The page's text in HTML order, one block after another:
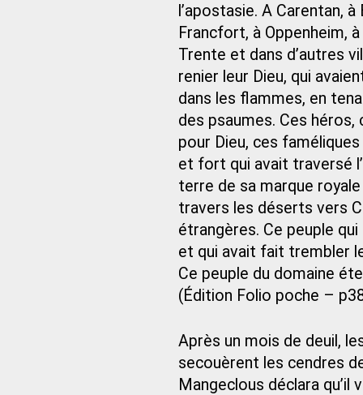
l’apostasie. A Carentan,
Francfort, à Oppenheim,
Trente et dans d’autres
renier leur Dieu, qui
dans les flammes, en
des psaumes. Ces
pour Dieu, ces
et fort qui avait traversé
terre de sa marque
travers les déserts vers
étrangères. Ce peuple
et qui avait fait trembler
Ce peuple du domaine
(Édition Folio poche –
Après un mois de deuil,
secouèrent les cendres
Mangeclous déclara qu’il